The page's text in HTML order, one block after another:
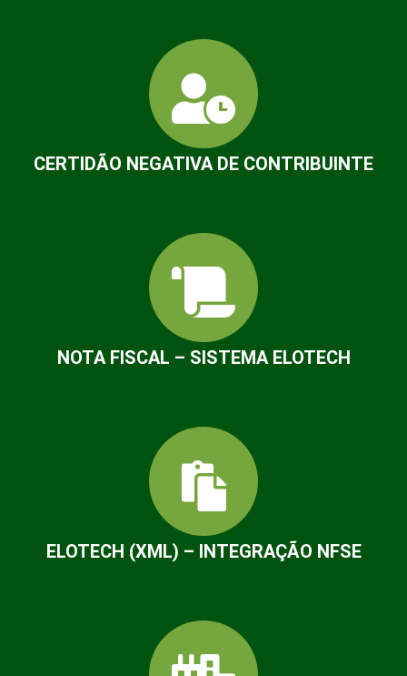
CERTIDÃO NEGATIVA DE CONTRIBUINTE
NOTA FISCAL – SISTEMA ELOTECH
ELOTECH (XML) – INTEGRAÇÃO NFSE